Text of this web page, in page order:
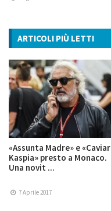
ARTICOLI PIÙ LETTI
«Assunta Madre» e «Caviar
Kaspia» presto a Monaco.
Una novit ...
7 Aprile 2017